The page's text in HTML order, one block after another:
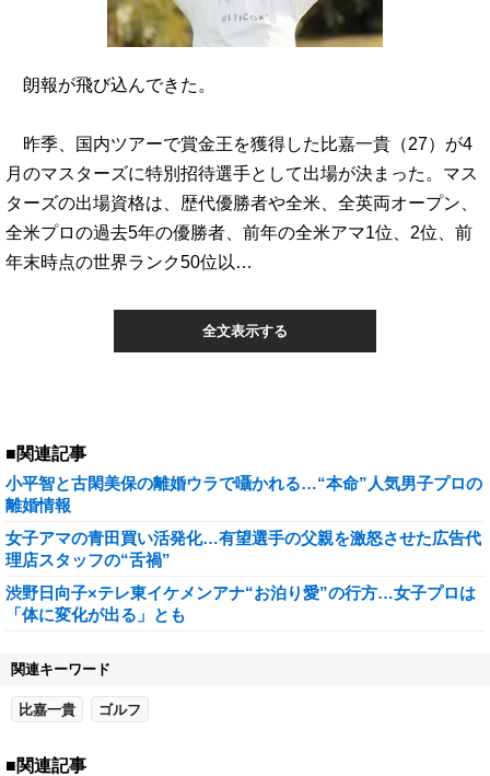
朗報が飛び込んできた。
昨季、国内ツアーで賞金王を獲得した比嘉一貴（27）が4
月のマスターズに特別招待選手として出場が決まった。マス
ターズの出場資格は、歴代優勝者や全米、全英両オープン、
全米プロの過去5年の優勝者、前年の全米アマ1位、2位、前
年末時点の世界ランク50位以…
全文表示する
■関連記事
小平智と古閑美保の離婚ウラで囁かれる…“本命”人気男子プロの
離婚情報
女子アマの青田買い活発化…有望選手の父親を激怒させた広告代
理店スタッフの“舌禍”
渋野日向子×テレ東イケメンアナ“お泊り愛”の行方…女子プロは
「体に変化が出る」とも
関連キーワード
比嘉一貴 ゴルフ
■関連記事